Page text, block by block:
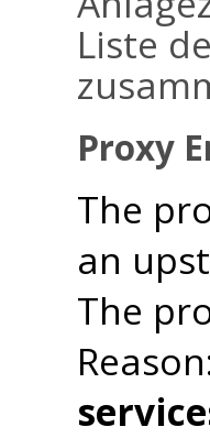
Liste
Proxy
The
an
The